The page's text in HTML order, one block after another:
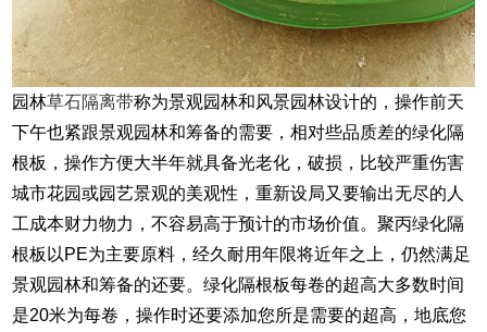
园林草石隔离带称为景观园林和风景园林设计的，操作前天
下午也紧跟景观园林和筹备的需要，相对些品质差的绿化隔
根板，操作方便大半年就具备光老化，破损，比较严重伤害
城市花园或园艺景观的美观性，重新设局又要输出无尽的人
工成本财力物力，不容易高于预计的市场价值。聚丙绿化隔
根板以PE为主要原料，经久耐用年限将近年之上，仍然满足
景观园林和筹备的还要。绿化隔根板每卷的超高大多数时间
是20米为每卷，操作时还要添加您所是需要的超高，地底您